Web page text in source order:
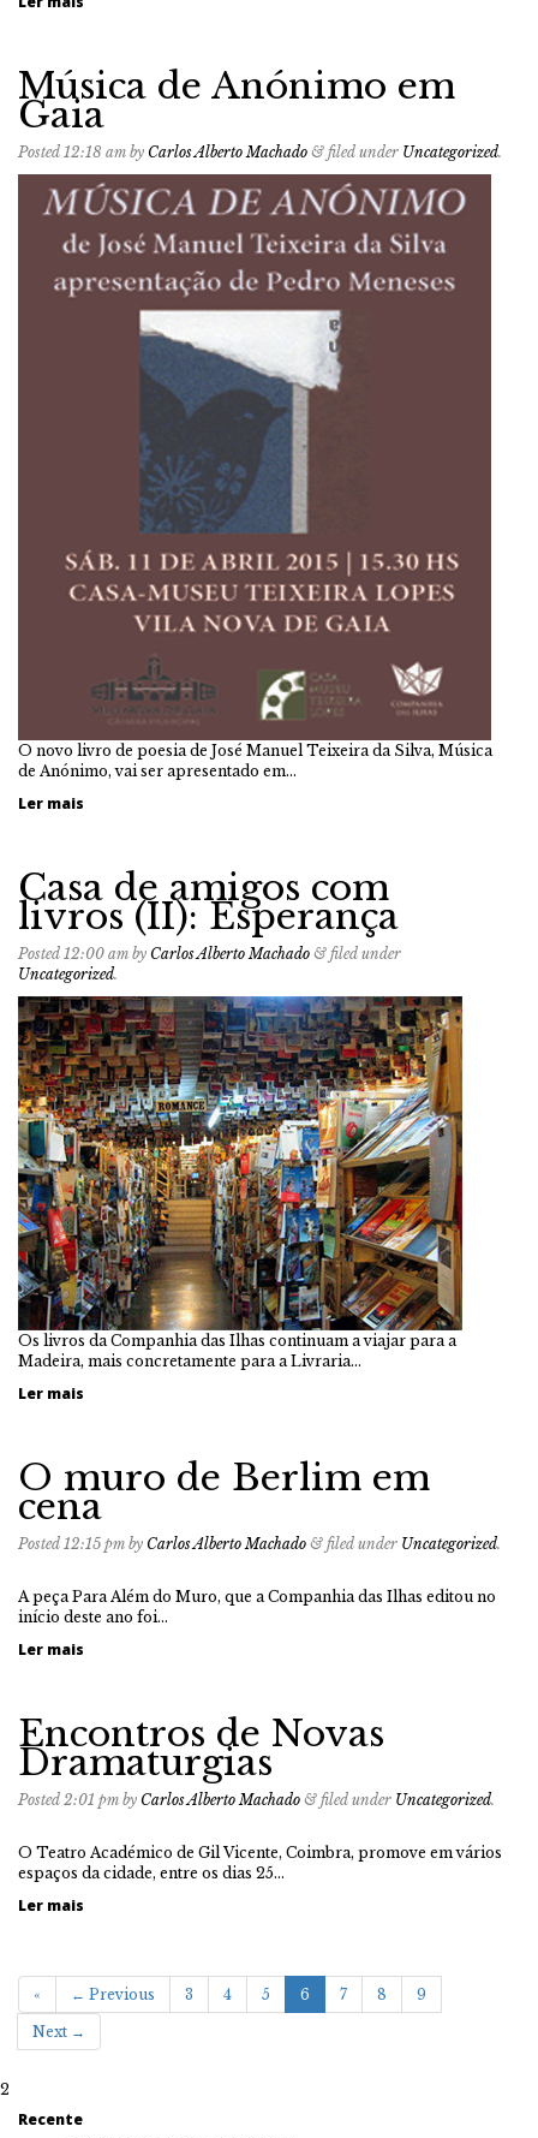
Música de Anónimo em
Gaia
Posted 12:18 am by Carlos Alberto Machado & filed under Uncategorized.
O novo livro de poesia de José Manuel Teixeira da Silva, Música
de Anónimo, vai ser apresentado em…
Ler mais
Casa de amigos com
livros (II): Esperança
Posted 12:00 am by Carlos Alberto Machado & filed under
Uncategorized.
Os livros da Companhia das Ilhas continuam a viajar para a
Madeira, mais concretamente para a Livraria…
Ler mais
O muro de Berlim em
cena
Posted 12:15 pm by Carlos Alberto Machado & filed under Uncategorized.
A peça Para Além do Muro, que a Companhia das Ilhas editou no
início deste ano foi…
Ler mais
Encontros de Novas
Dramaturgias
Posted 2:01 pm by Carlos Alberto Machado & filed under Uncategorized.
O Teatro Académico de Gil Vicente, Coimbra, promove em vários
espaços da cidade, entre os dias 25…
Ler mais
« ← Previous 3 4 5 6 7 8 9
Next →
2
Recente